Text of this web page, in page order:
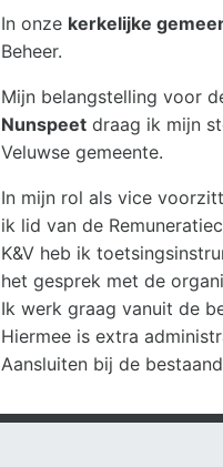
In onze kerkelijke
Beheer.
Mijn belangstelling voor
Nunspeet draag ik mijn
Veluwse gemeente.
In mijn rol als vice
ik lid van de
K&V heb ik
het gesprek met de
Ik werk graag vanuit de
Hiermee is extra
Aansluiten bij de